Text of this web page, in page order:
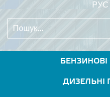
РУС
ДИЗЕЛЬНІ